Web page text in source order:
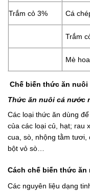
Trắm cỏ 3% Cá
Trắm
Mè
Chế biến thức ăn
Thức ăn nuôi cá nước
Các loại thức ăn dùng
của các loại củ, hạt; rau
cua, sò, nhộng tằm tươi,
bột vỏ sò…
Cách chế biến thức ăn
Các nguyên liệu dạng